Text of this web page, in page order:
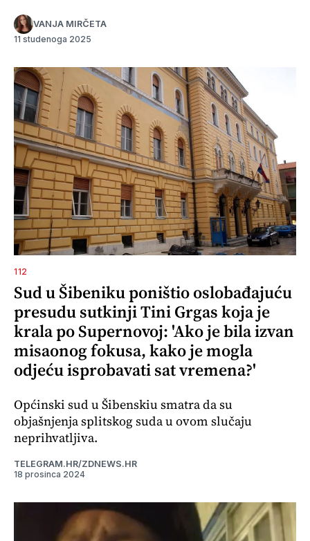
VANJA MIRČETA
11 studenoga 2025
112
Sud u Šibeniku poništio oslobađajuću
presudu sutkinji Tini Grgas koja je
krala po Supernovoj: 'Ako je bila izvan
misaonog fokusa, kako je mogla
odjeću isprobavati sat vremena?'
Općinski sud u Šibenskiu smatra da su
objašnjenja splitskog suda u ovom slučaju
neprihvatljiva.
TELEGRAM.HR/ZDNEWS.HR
18 prosinca 2024